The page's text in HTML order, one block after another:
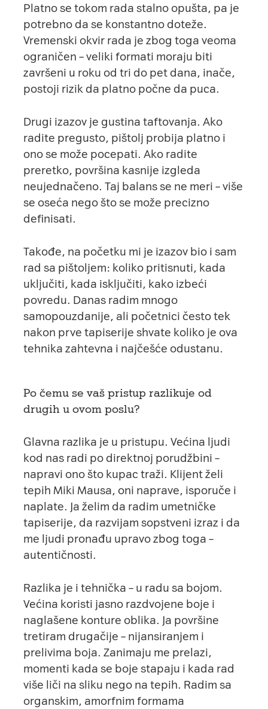
Platno se tokom rada stalno opušta, pa je
potrebno da se konstantno doteže.
Vremenski okvir rada je zbog toga veoma
ograničen – veliki formati moraju biti
završeni u roku od tri do pet dana, inače,
postoji rizik da platno počne da puca.
Drugi izazov je gustina taftovanja. Ako
radite pregusto, pištolj probija platno i
ono se može pocepati. Ako radite
preretko, površina kasnije izgleda
neujednačeno. Taj balans se ne meri – više
se oseća nego što se može precizno
definisati.
Takođe, na početku mi je izazov bio i sam
rad sa pištoljem: koliko pritisnuti, kada
uključiti, kada isključiti, kako izbeći
povredu. Danas radim mnogo
samopouzdanije, ali početnici često tek
nakon prve tapiserije shvate koliko je ova
tehnika zahtevna i najčešće odustanu.
Po čemu se vaš pristup razlikuje od
drugih u ovom poslu?
Glavna razlika je u pristupu. Većina ljudi
kod nas radi po direktnoj porudžbini –
napravi ono što kupac traži. Klijent želi
tepih Miki Mausa, oni naprave, isporuče i
naplate. Ja želim da radim umetničke
tapiserije, da razvijam sopstveni izraz i da
me ljudi pronađu upravo zbog toga –
autentičnosti.
Razlika je i tehnička – u radu sa bojom.
Većina koristi jasno razdvojene boje i
naglašene konture oblika. Ja površine
tretiram drugačije – nijansiranjem i
prelivima boja. Zanimaju me prelazi,
momenti kada se boje stapaju i kada rad
više liči na sliku nego na tepih. Radim sa
organskim, amorfnim formama